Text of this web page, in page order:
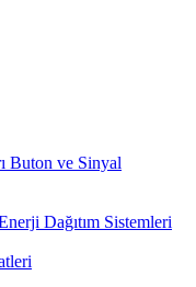
Buton ve Sinyal
Dağıtım Sistemleri